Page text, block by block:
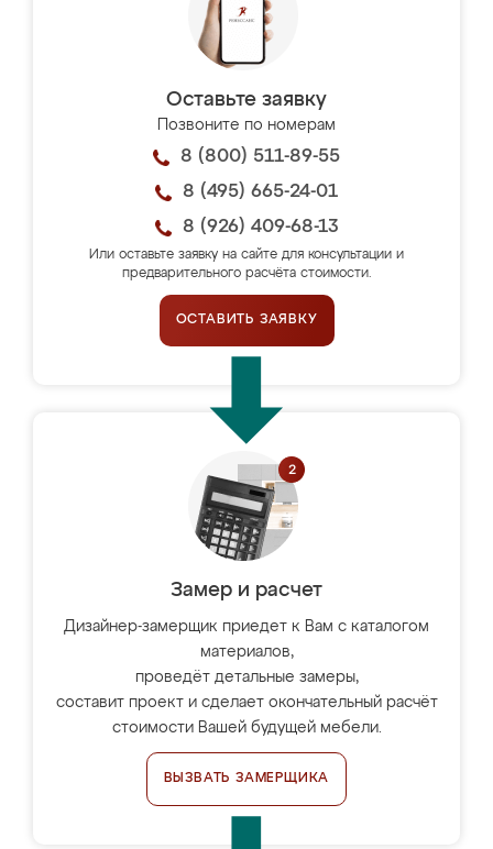
Оставьте заявку
Позвоните по номерам
8 (800) 511-89-55
8 (495) 665-24-01
8 (926) 409-68-13
Или оставьте заявку на сайте для консультации и
предварительного расчёта стоимости.
ОСТАВИТЬ ЗАЯВКУ
Замер и расчет
Дизайнер-замерщик приедет к Вам с каталогом
материалов,
проведёт детальные замеры,
составит проект и сделает окончательный расчёт
стоимости Вашей будущей мебели.
ВЫЗВАТЬ ЗАМЕРЩИКА